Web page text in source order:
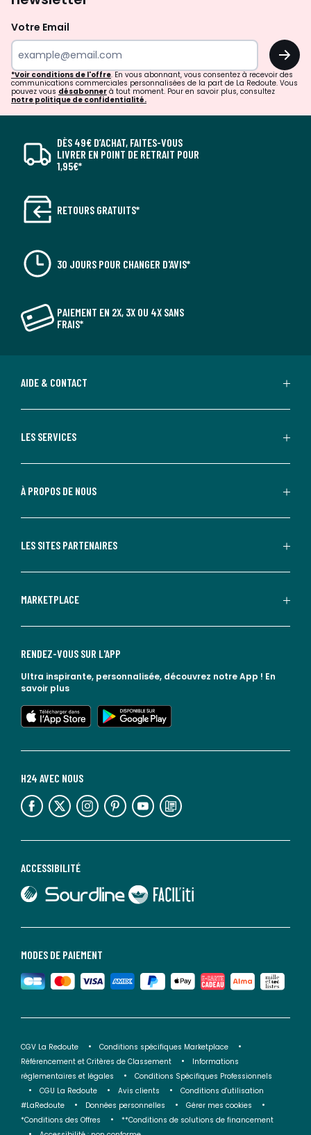
Votre Email
OK
*Voir conditions de l'offre. En vous abonnant, vous consentez à recevoir des
communications commerciales personnalisées de la part de La Redoute. Vous
pouvez vous désabonner à tout moment. Pour en savoir plus, consultez
notre politique de confidentialité.
DÈS 49€ D’ACHAT, FAITES-VOUS
LIVRER EN POINT DE RETRAIT POUR
1,95€*
RETOURS GRATUITS*
30 JOURS POUR CHANGER D'AVIS*
PAIEMENT EN 2X, 3X OU 4X SANS
FRAIS*
AIDE & CONTACT
LES SERVICES
À PROPOS DE NOUS
LES SITES PARTENAIRES
MARKETPLACE
MODES DE PAIEMENT
ACCESSIBILITÉ
lien vers Sourdline
lien vers Faciliti
H24 AVEC NOUS
lien vers l'espace réseaux sociaux lien vers l'espace réseaux sociaux lien vers l'espace réseaux sociaux lien vers l'espace réseaux sociaux lien vers l'espace réseaux sociaux lien vers le blog la redoute
RENDEZ-VOUS SUR L'APP
Ultra inspirante, personnalisée, découvrez notre App ! En
savoir plus
lien vers l'app store
lien vers google play
CGV La Redoute
Conditions spécifiques Marketplace
Référencement et Critères de Classement
Informations
réglementaires et légales
Conditions Spécifiques Professionnels
CGU La Redoute
Avis clients
Conditions d'utilisation
#LaRedoute
Données personnelles
Gérer mes cookies
*Conditions des Offres
**Conditions de solutions de financement